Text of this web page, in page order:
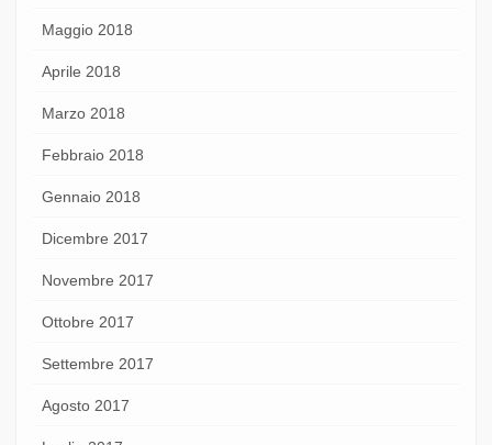
Maggio 2018
Aprile 2018
Marzo 2018
Febbraio 2018
Gennaio 2018
Dicembre 2017
Novembre 2017
Ottobre 2017
Settembre 2017
Agosto 2017